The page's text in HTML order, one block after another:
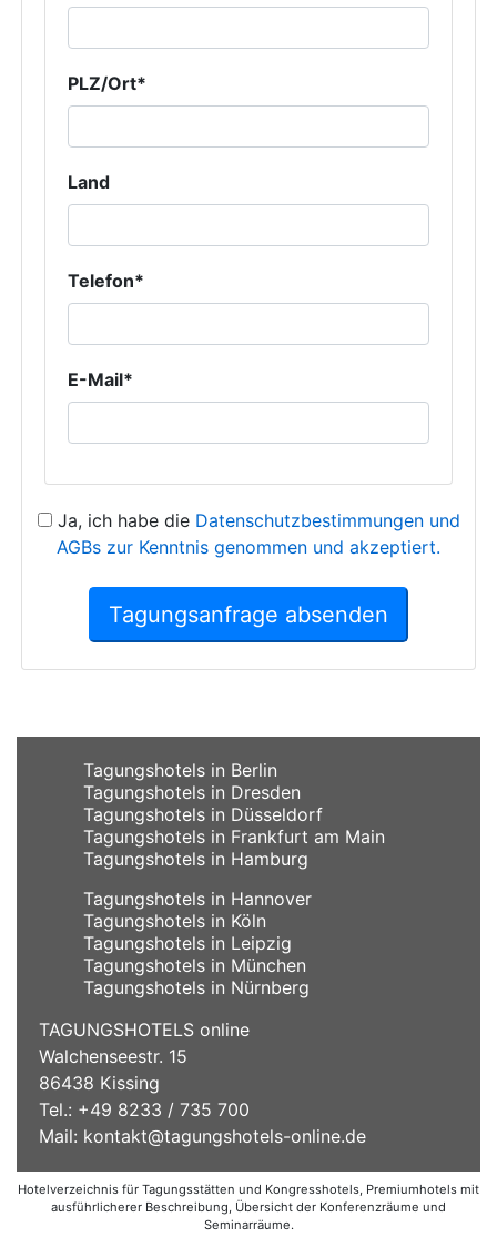
PLZ/Ort*
Land
Telefon*
E-Mail*
Ja, ich habe die Datenschutzbestimmungen und
AGBs zur Kenntnis genommen und akzeptiert.
Tagungsanfrage absenden
Tagungshotels in Berlin
Tagungshotels in Dresden
Tagungshotels in Düsseldorf
Tagungshotels in Frankfurt am Main
Tagungshotels in Hamburg
Tagungshotels in Hannover
Tagungshotels in Köln
Tagungshotels in Leipzig
Tagungshotels in München
Tagungshotels in Nürnberg
TAGUNGSHOTELS online
Walchenseestr. 15
86438 Kissing
Tel.: +49 8233 / 735 700
Mail: kontakt@tagungshotels-online.de
Hotelverzeichnis für Tagungsstätten und Kongresshotels, Premiumhotels mit
ausführlicherer Beschreibung, Übersicht der Konferenzräume und
Seminarräume.